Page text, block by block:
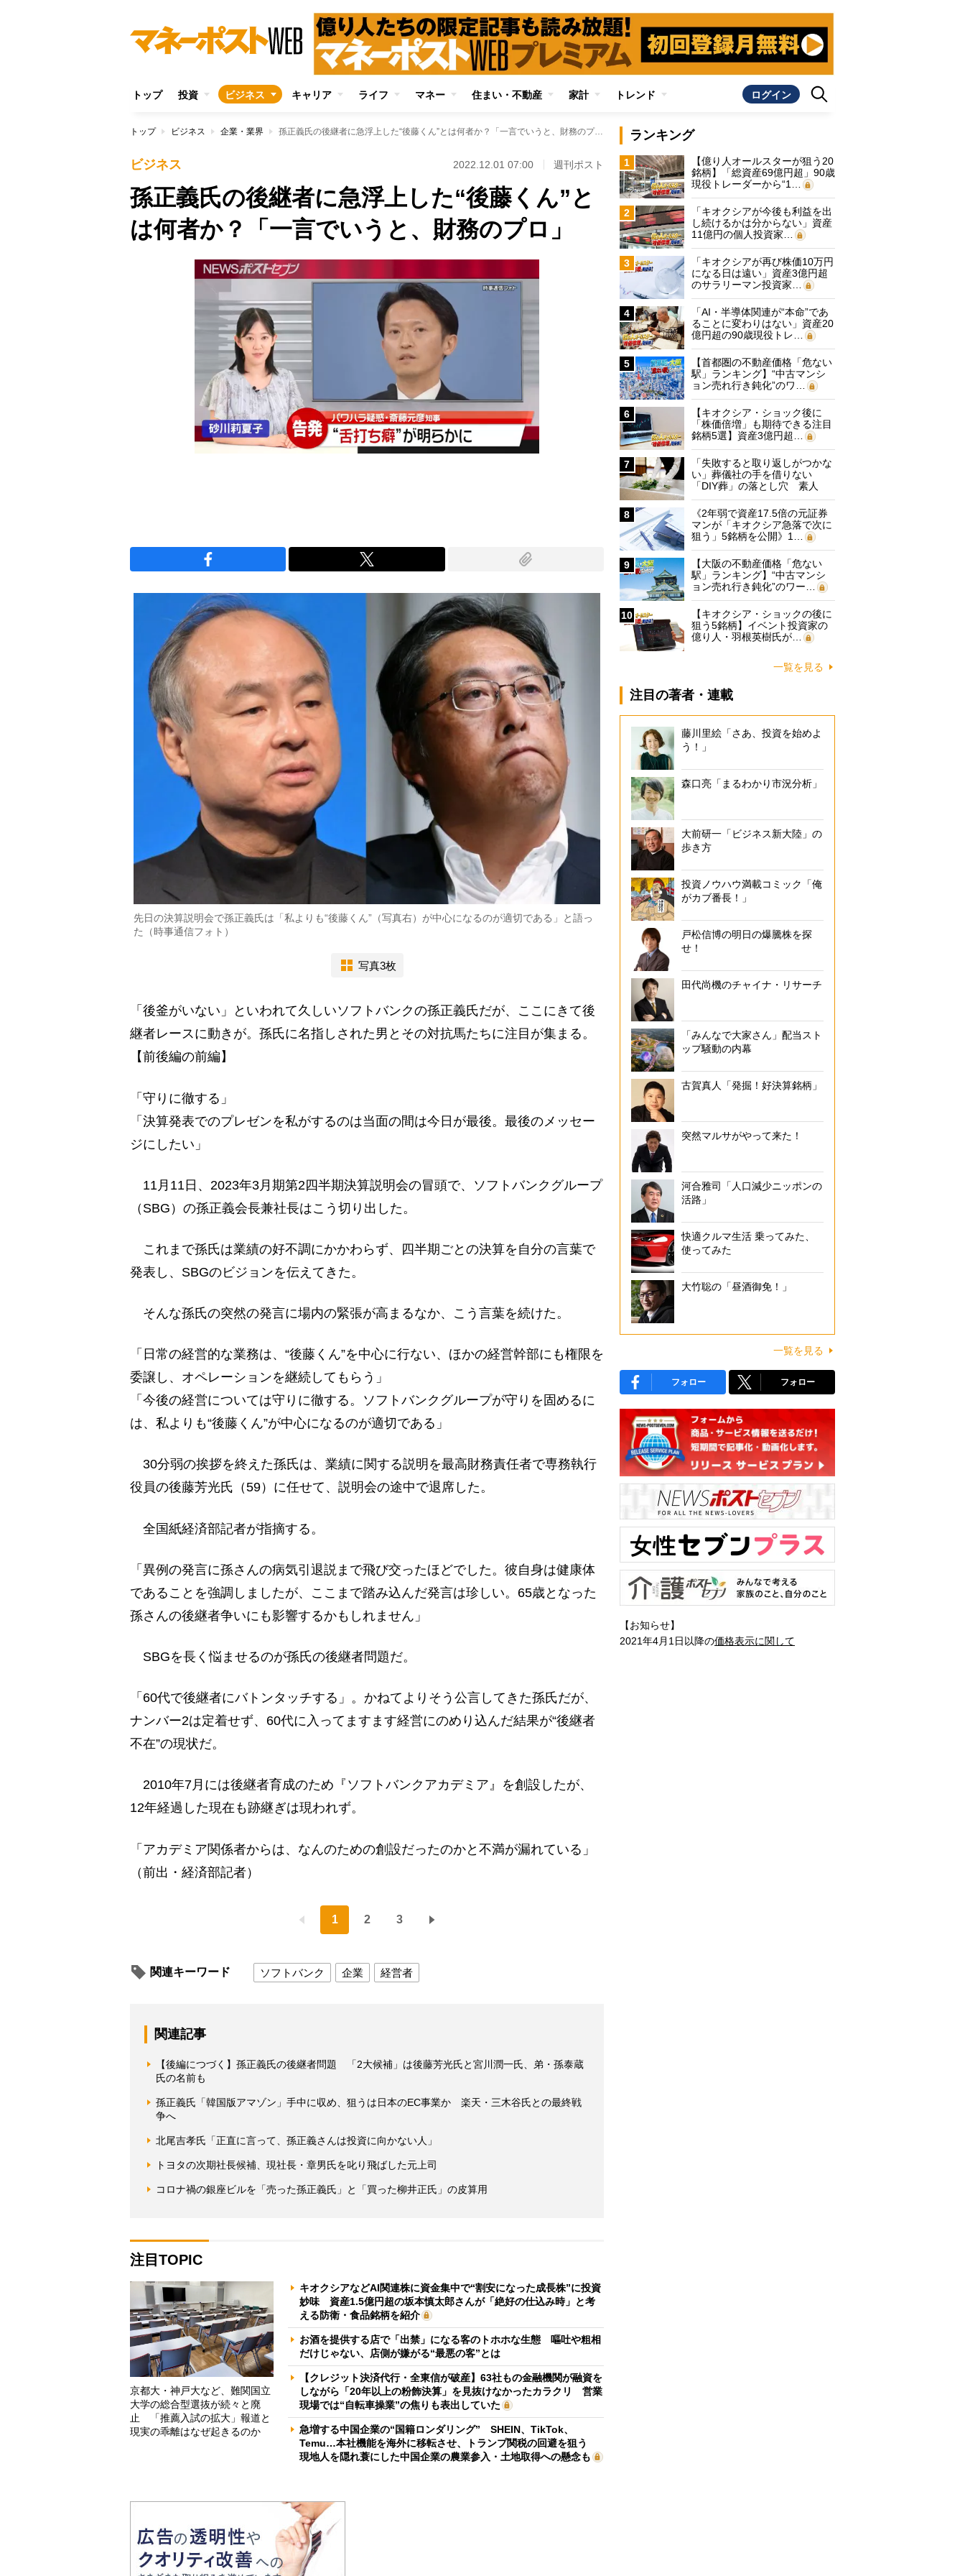
トップ 投資 ビジネス キャリア ライフ マネー 住まい・不動産 家計 トレンド ログイン
トップ ビジネス 企業・業界 孫正義氏の後継者に急浮上した“後藤くん”とは何者か？「一言でいうと、財務のプロ」
ビジネス 2022.12.01 07:00 週刊ポスト
孫正義氏の後継者に急浮上した“後藤くん”と
は何者か？「一言でいうと、財務のプロ」
先日の決算説明会で孫正義氏は「私よりも“後藤くん”（写真右）が中心になるのが適切である」と語っ
た（時事通信フォト）
写真3枚
「後釜がいない」といわれて久しいソフトバンクの孫正義氏だが、ここにきて後
継者レースに動きが。孫氏に名指しされた男とその対抗馬たちに注目が集まる。
【前後編の前編】
「守りに徹する」
「決算発表でのプレゼンを私がするのは当面の間は今日が最後。最後のメッセー
ジにしたい」
11月11日、2023年3月期第2四半期決算説明会の冒頭で、ソフトバンクグループ
（SBG）の孫正義会長兼社長はこう切り出した。
これまで孫氏は業績の好不調にかかわらず、四半期ごとの決算を自分の言葉で
発表し、SBGのビジョンを伝えてきた。
そんな孫氏の突然の発言に場内の緊張が高まるなか、こう言葉を続けた。
「日常の経営的な業務は、“後藤くん”を中心に行ない、ほかの経営幹部にも権限を
委譲し、オペレーションを継続してもらう」
「今後の経営については守りに徹する。ソフトバンクグループが守りを固めるに
は、私よりも“後藤くん”が中心になるのが適切である」
30分弱の挨拶を終えた孫氏は、業績に関する説明を最高財務責任者で専務執行
役員の後藤芳光氏（59）に任せて、説明会の途中で退席した。
全国紙経済部記者が指摘する。
「異例の発言に孫さんの病気引退説まで飛び交ったほどでした。彼自身は健康体
であることを強調しましたが、ここまで踏み込んだ発言は珍しい。65歳となった
孫さんの後継者争いにも影響するかもしれません」
SBGを長く悩ませるのが孫氏の後継者問題だ。
「60代で後継者にバトンタッチする」。かねてよりそう公言してきた孫氏だが、
ナンバー2は定着せず、60代に入ってますます経営にのめり込んだ結果が“後継者
不在”の現状だ。
2010年7月には後継者育成のため『ソフトバンクアカデミア』を創設したが、
12年経過した現在も跡継ぎは現われず。
「アカデミア関係者からは、なんのための創設だったのかと不満が漏れている」
（前出・経済部記者）
1 2 3
関連キーワード ソフトバンク 企業 経営者
関連記事
【後編につづく】孫正義氏の後継者問題 「2大候補」は後藤芳光氏と宮川潤一氏、弟・孫泰蔵
氏の名前も
孫正義氏「韓国版アマゾン」手中に収め、狙うは日本のEC事業か 楽天・三木谷氏との最終戦
争へ
北尾吉孝氏「正直に言って、孫正義さんは投資に向かない人」
トヨタの次期社長候補、現社長・章男氏を叱り飛ばした元上司
コロナ禍の銀座ビルを「売った孫正義氏」と「買った柳井正氏」の皮算用
注目TOPIC
京都大・神戸大など、難関国立
大学の総合型選抜が続々と廃
止 「推薦入試の拡大」報道と
現実の乖離はなぜ起きるのか
キオクシアなどAI関連株に資金集中で“割安になった成長株”に投資
妙味 資産1.5億円超の坂本慎太郎さんが「絶好の仕込み時」と考
える防衛・食品銘柄を紹介
お酒を提供する店で「出禁」になる客のトホホな生態 嘔吐や粗相
だけじゃない、店側が嫌がる“最悪の客”とは
【クレジット決済代行・全東信が破産】63社もの金融機関が融資を
しながら「20年以上の粉飾決算」を見抜けなかったカラクリ 営業
現場では“自転車操業”の焦りも表出していた
急増する中国企業の“国籍ロンダリング” SHEIN、TikTok、
Temu…本社機能を海外に移転させ、トランプ関税の回避を狙う
現地人を隠れ蓑にした中国企業の農業参入・土地取得への懸念も
ランキング
1
【億り人オールスターが狙う20
銘柄】「総資産69億円超」90歳
現役トレーダーから“1…
2
「キオクシアが今後も利益を出
し続けるかは分からない」資産
11億円の個人投資家…
3
「キオクシアが再び株価10万円
になる日は遠い」資産3億円超
のサラリーマン投資家…
4
「AI・半導体関連が“本命”であ
ることに変わりはない」資産20
億円超の90歳現役トレ…
5
【首都圏の不動産価格「危ない
駅」ランキング】“中古マンシ
ョン売れ行き鈍化”のワ…
6
【キオクシア・ショック後に
「株価倍増」も期待できる注目
銘柄5選】資産3億円超…
7
「失敗すると取り返しがつかな
い」葬儀社の手を借りない
「DIY葬」の落とし穴 素人
に…
8
《2年弱で資産17.5倍の元証券
マンが「キオクシア急落で次に
狙う」5銘柄を公開》1…
9
【大阪の不動産価格「危ない
駅」ランキング】“中古マンシ
ョン売れ行き鈍化”のワー…
10
【キオクシア・ショックの後に
狙う5銘柄】イベント投資家の
億り人・羽根英樹氏が…
一覧を見る
注目の著者・連載
藤川里絵「さあ、投資を始めよ
う！」
森口亮「まるわかり市況分析」
大前研一「ビジネス新大陸」の
歩き方
投資ノウハウ満載コミック「俺
がカブ番長！」
戸松信博の明日の爆騰株を探
せ！
田代尚機のチャイナ・リサーチ
「みんなで大家さん」配当スト
ップ騒動の内幕
古賀真人「発掘！好決算銘柄」
突然マルサがやって来た！
河合雅司「人口減少ニッポンの
活路」
快適クルマ生活 乗ってみた、
使ってみた
大竹聡の「昼酒御免！」
一覧を見る
フォロー フォロー
【お知らせ】
2021年4月1日以降の価格表示に関して